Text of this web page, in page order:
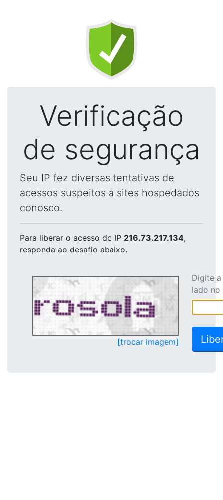
Verificação
de segurança
Seu IP fez diversas tentativas de
acessos suspeitos a sites hospedados
conosco.
Para liberar o acesso do IP 216.73.217.134,
responda ao desafio abaixo.
[trocar imagem]
Digite
lado no